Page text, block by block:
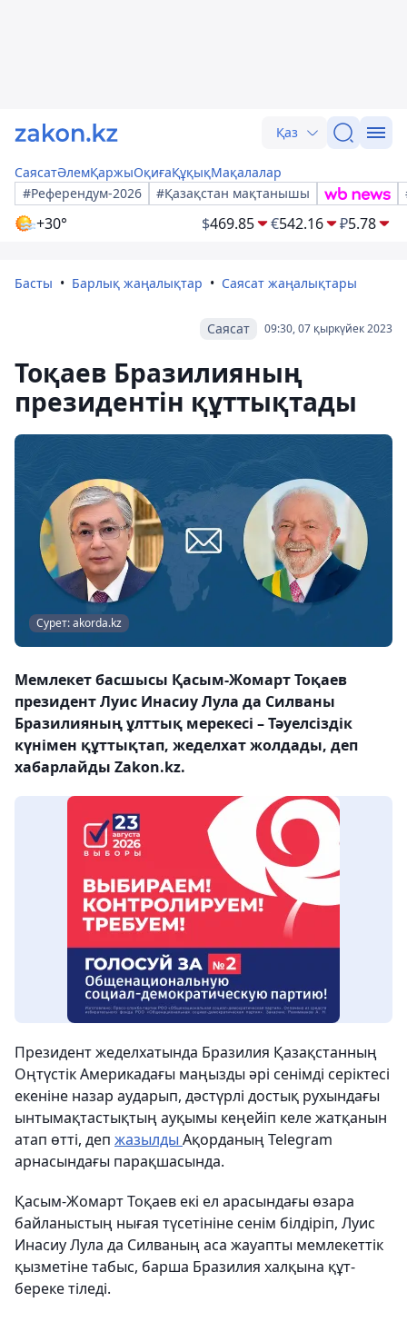
Қаз
СаясатӘлемҚаржыОқиғаҚұқықМақалалар
#Референдум-2026
#Қазақстан мақтанышы
+30° $469.85 €542.16 ₽5.78
Басты Барлық жаңалықтар Саясат жаңалықтары
09:30, 07 қыркүйек 2023
Саясат
Тоқаев Бразилияның
президентін құттықтады
Сурет: akorda.kz
Мемлекет басшысы Қасым-Жомарт Тоқаев
президент Луис Инасиу Лула да Силваны
Бразилияның ұлттық мерекесі – Тәуелсіздік
күнімен құттықтап, жеделхат жолдады, деп
хабарлайды Zakon.kz.
Президент жеделхатында Бразилия Қазақстанның
Оңтүстік Америкадағы маңызды әрі сенімді серіктесі
екеніне назар аударып, дәстүрлі достық рухындағы
ынтымақтастықтың ауқымы кеңейіп келе жатқанын
атап өтті, деп жазылды Ақорданың Telegram
арнасындағы парақшасында.
Қасым-Жомарт Тоқаев екі ел арасындағы өзара
байланыстың нығая түсетініне сенім білдіріп, Луис
Инасиу Лула да Силваның аса жауапты мемлекеттік
қызметіне табыс, барша Бразилия халқына құт-
береке тіледі.